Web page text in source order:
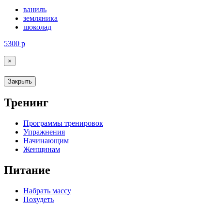
ваниль
земляника
шоколад
5300 р
×
Закрыть
Тренинг
Программы тренировок
Упражнения
Начинающим
Женщинам
Питание
Набрать массу
Похудеть